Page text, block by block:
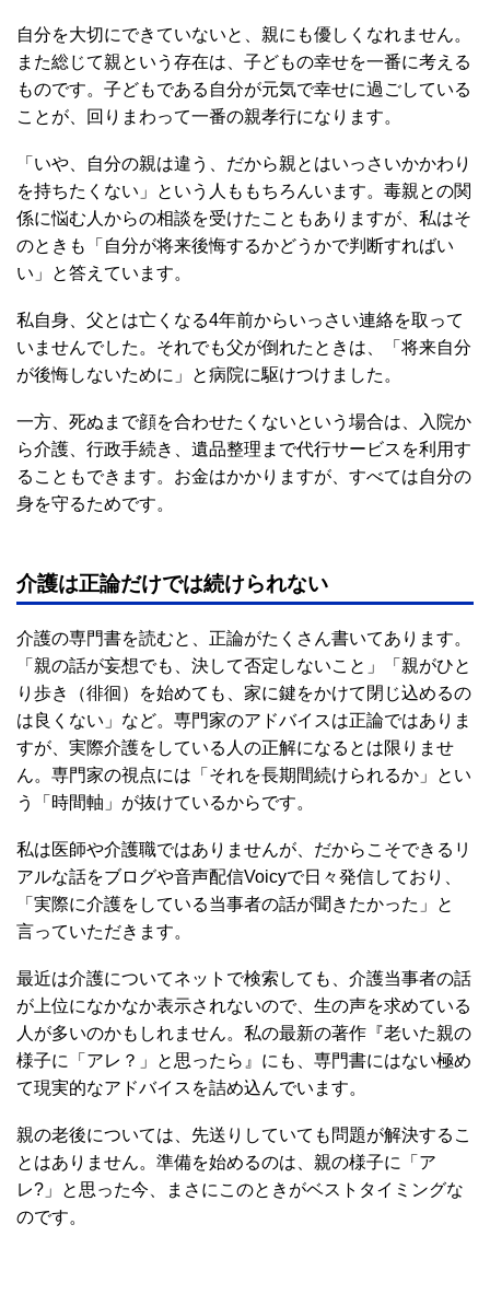
自分を大切にできていないと、親にも優しくなれません。
また総じて親という存在は、子どもの幸せを一番に考える
ものです。子どもである自分が元気で幸せに過ごしている
ことが、回りまわって一番の親孝行になります。
「いや、自分の親は違う、だから親とはいっさいかかわり
を持ちたくない」という人ももちろんいます。毒親との関
係に悩む人からの相談を受けたこともありますが、私はそ
のときも「自分が将来後悔するかどうかで判断すればい
い」と答えています。
私自身、父とは亡くなる4年前からいっさい連絡を取って
いませんでした。それでも父が倒れたときは、「将来自分
が後悔しないために」と病院に駆けつけました。
一方、死ぬまで顔を合わせたくないという場合は、入院か
ら介護、行政手続き、遺品整理まで代行サービスを利用す
ることもできます。お金はかかりますが、すべては自分の
身を守るためです。
介護は正論だけでは続けられない
介護の専門書を読むと、正論がたくさん書いてあります。
「親の話が妄想でも、決して否定しないこと」「親がひと
り歩き（徘徊）を始めても、家に鍵をかけて閉じ込めるの
は良くない」など。専門家のアドバイスは正論ではありま
すが、実際介護をしている人の正解になるとは限りませ
ん。専門家の視点には「それを長期間続けられるか」とい
う「時間軸」が抜けているからです。
私は医師や介護職ではありませんが、だからこそできるリ
アルな話をブログや音声配信Voicyで日々発信しており、
「実際に介護をしている当事者の話が聞きたかった」と
言っていただきます。
最近は介護についてネットで検索しても、介護当事者の話
が上位になかなか表示されないので、生の声を求めている
人が多いのかもしれません。私の最新の著作『老いた親の
様子に「アレ？」と思ったら』にも、専門書にはない極め
て現実的なアドバイスを詰め込んでいます。
親の老後については、先送りしていても問題が解決するこ
とはありません。準備を始めるのは、親の様子に「ア
レ?」と思った今、まさにこのときがベストタイミングな
のです。